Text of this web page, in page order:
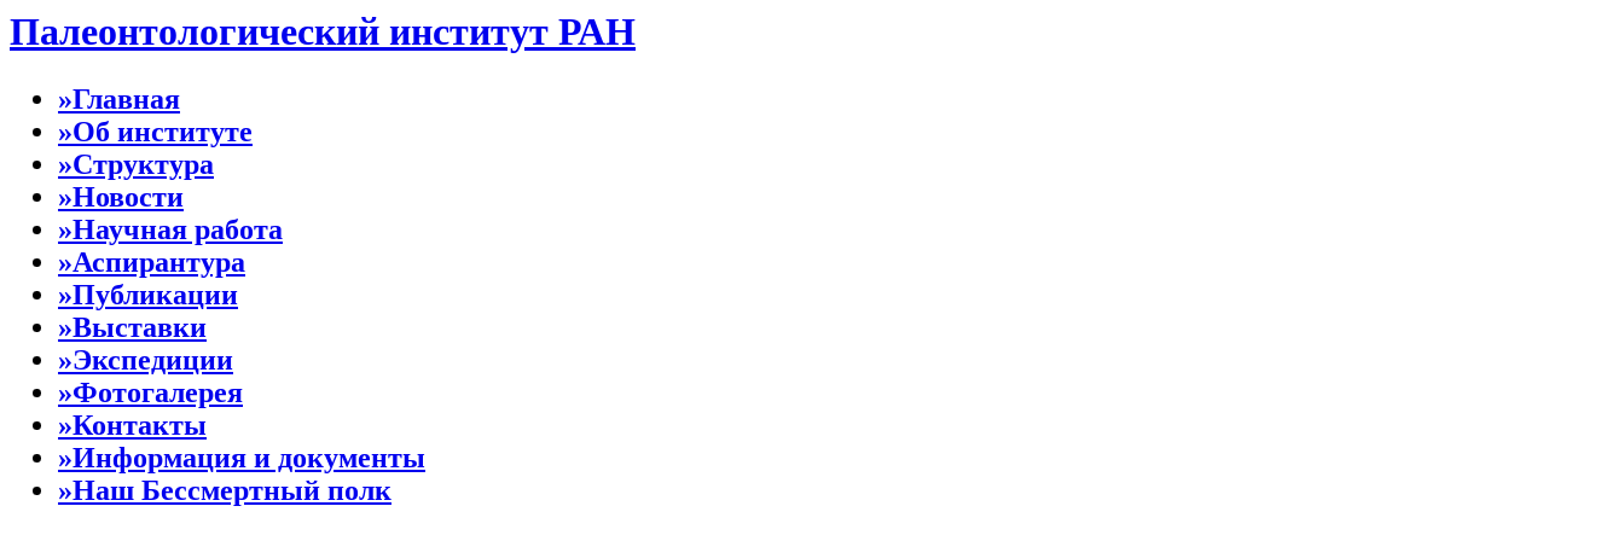
Палеонтологический институт РАН
»Главная
»Об институте
»Структура
»Новости
»Научная работа
»Аспирантура
»Публикации
»Выставки
»Экспедиции
»Фотогалерея
»Контакты
»Информация и документы
»Наш Бессмертный полк